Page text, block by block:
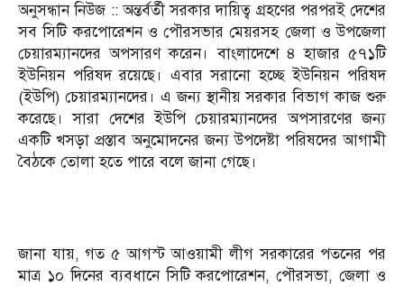
অনুসন্ধান নিউজ :: অন্তর্বর্তী সরকার দায়িত্ব গ্রহণের পরপরই দেশের
সব সিটি করপোরেশন ও পৌরসভার মেয়রসহ জেলা ও উপজেলা
চেয়ারম্যানদের অপসারণ করেন। বাংলাদেশে ৪ হাজার ৫৭১টি
ইউনিয়ন পরিষদ রয়েছে। এবার সরানো হচ্ছে ইউনিয়ন পরিষদ
(ইউপি) চেয়ারম্যানদের। এ জন্য স্থানীয় সরকার বিভাগ কাজ শুরু
করেছে। সারা দেশের ইউপি চেয়ারম্যানদের অপসারণের জন্য
একটি খসড়া প্রস্তাব অনুমোদনের জন্য উপদেষ্টা পরিষদের আগামী
বৈঠকে তোলা হতে পারে বলে জানা গেছে।
জানা যায়, গত ৫ আগস্ট আওয়ামী লীগ সরকারের পতনের পর
মাত্র ১০ দিনের ব্যবধানে সিটি করপোরেশন, পৌরসভা, জেলা ও